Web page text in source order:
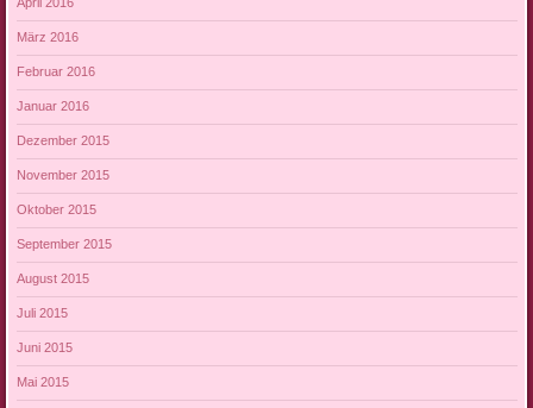
März 2016
Februar 2016
Januar 2016
Dezember 2015
November 2015
Oktober 2015
September 2015
August 2015
Juli 2015
Juni 2015
Mai 2015